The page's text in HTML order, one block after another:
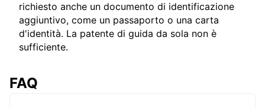
richiesto anche un documento di identificazione
aggiuntivo, come un passaporto o una carta
d'identità. La patente di guida da sola non è
sufficiente.
FAQ